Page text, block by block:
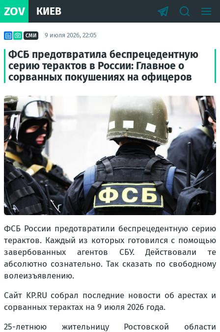
ZOV КИЕВ
СМИ 9 июля 2026, 22:05
ФСБ предотвратила беспрецедентную
серию терактов в России: Главное о
сорванных покушениях на офицеров
ФСБ России предотвратили беспрецедентную серию
терактов. Каждый из которых готовился с помощью
завербованных агентов СБУ. Действовали те
абсолютно сознательно. Так сказать по свободному
волеизъявлению.
Сайт KP.RU собрал последние новости об арестах и
сорванных терактах на 9 июля 2026 года.
25-летнюю жительницу Ростовской области